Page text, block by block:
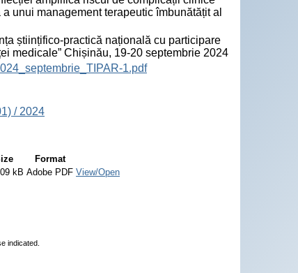
unui management terapeutic îmbunătățit al
științifico-practică națională cu participare
medicale” Chișinău, 19-20 septembrie 2024
1.pdf
/ 2024
Format
kB Adobe PDF View/Open
indicated.